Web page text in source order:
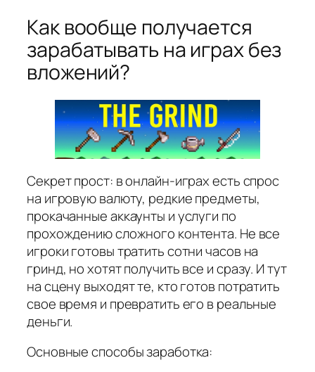
Как вообще получается
зарабатывать на играх без
вложений?
Секрет прост: в онлайн-играх есть спрос
на игровую валюту, редкие предметы,
прокачанные аккаунты и услуги по
прохождению сложного контента. Не все
игроки готовы тратить сотни часов на
гринд, но хотят получить все и сразу. И тут
на сцену выходят те, кто готов потратить
свое время и превратить его в реальные
деньги.
Основные способы заработка: